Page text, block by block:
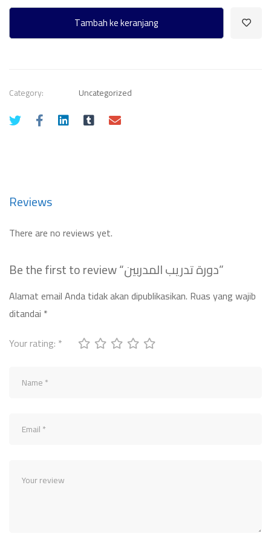
المدربين
quantity
Tambah ke keranjang
Category: Uncategorized
Reviews
There are no reviews yet.
Be the first to review “دورة تدريب المدربين”
Alamat email Anda tidak akan dipublikasikan. Ruas yang wajib
ditandai *
Your rating: *